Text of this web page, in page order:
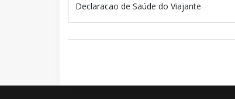
Declaracao de Saúde do Viajante